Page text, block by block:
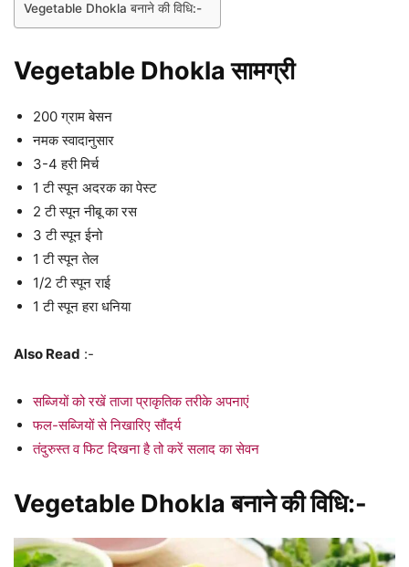
Vegetable Dhokla बनाने की विधि:-
Vegetable Dhokla सामग्री
200 ग्राम बेसन
नमक स्वादानुसार
3-4 हरी मिर्च
1 टी स्पून अदरक का पेस्ट
2 टी स्पून नीबू का रस
3 टी स्पून ईनो
1 टी स्पून तेल
1/2 टी स्पून राई
1 टी स्पून हरा धनिया
Also Read :-
सब्जियों को रखें ताजा प्राकृतिक तरीके अपनाएं
फल-सब्जियों से निखारिए सौंदर्य
तंदुरुस्त व फिट दिखना है तो करें सलाद का सेवन
Vegetable Dhokla बनाने की विधि:-